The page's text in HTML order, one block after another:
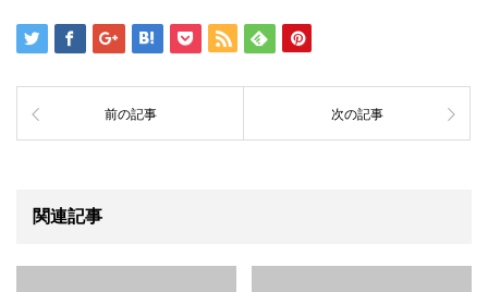
前の記事 次の記事
関連記事